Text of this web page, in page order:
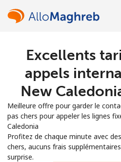
Vous avez déjà un compte?
Excellents
appels
New
Meilleure offre pour garder le
pas chers pour appeler les lignes
Caledonia
Profitez de chaque minute avec
chers, aucuns frais
surprise.